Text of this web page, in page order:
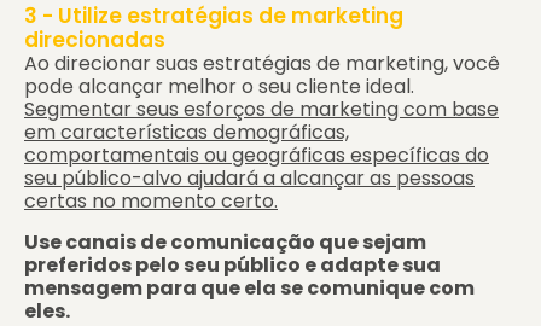
3 - Utilize estratégias de marketing
direcionadas
Ao direcionar suas estratégias de marketing, você
pode alcançar melhor o seu cliente ideal.
Segmentar seus esforços de marketing com base
em características demográficas,
comportamentais ou geográficas específicas do
seu público-alvo ajudará a alcançar as pessoas
certas no momento certo.
Use canais de comunicação que sejam
preferidos pelo seu público e adapte sua
mensagem para que ela se comunique com
eles.